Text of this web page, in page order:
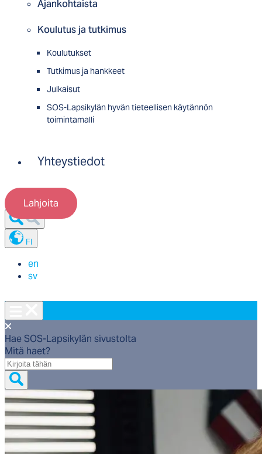
Ajankohtaista
Koulutus ja tutkimus
Koulutukset
Tutkimus ja hankkeet
Julkaisut
SOS-Lapsikylän hyvän tieteellisen käytännön
toimintamalli
Yhteystiedot
Lahjoita
FI
en
sv
Hae SOS-Lapsikylän sivustolta
Mitä haet?
Mitä
haet?